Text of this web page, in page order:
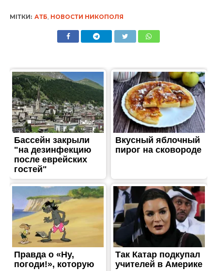
ТРЕШ
Ворог вдарив по
автозаправкам у Нікополі
Опубліковано25.06.2026